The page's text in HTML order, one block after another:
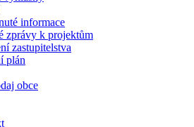
informace
zprávy k projektům
zastupitelstva
plán
obce